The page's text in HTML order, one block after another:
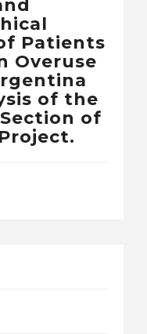
Patients
Overuse
of the
of